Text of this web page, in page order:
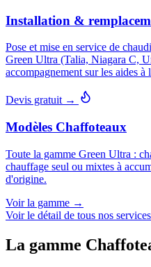
Installation &
Pose et mise en service de
Green Ultra (Talia, Niagara C,
accompagnement sur les aides à
Devis gratuit →
Modèles Chaffoteaux
Toute la gamme Green Ultra :
chauffage seul ou mixtes à
d'origine.
Voir la gamme →
Voir le détail de tous nos
La gamme